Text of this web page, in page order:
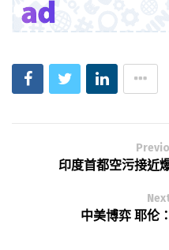
印度首都空污接近
中美博弈 耶伦